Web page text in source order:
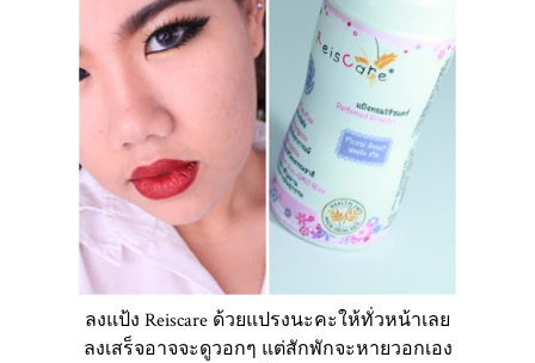
ลงแป้ง Reiscare ด้วยแปรงนะคะให้ทั่วหน้าเลย
ลงเสร็จอาจจะดูวอกๆ แต่สักพักจะหายวอกเอง